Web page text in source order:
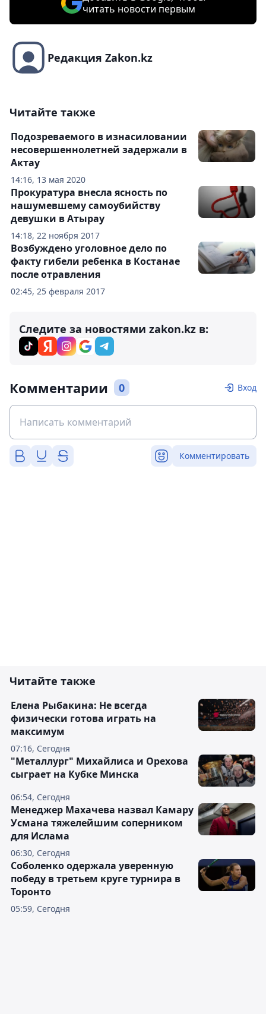
читать новости первым
Редакция Zakon.kz
Читайте также
14:16, 13 мая 2020
Подозреваемого в изнасиловании
несовершеннолетней задержали в
Актау
14:18, 22 ноября 2017
Прокуратура внесла ясность по
нашумевшему самоубийству
девушки в Атырау
02:45, 25 февраля 2017
Возбуждено уголовное дело по
факту гибели ребенка в Костанае
после отравления
Следите за новостями zakon.kz в:
Комментарии 0 Вход
Комментировать
Читайте также
07:16, Сегодня
Елена Рыбакина: Не всегда
физически готова играть на
максимум
06:54, Сегодня
"Металлург" Михайлиса и Орехова
сыграет на Кубке Минска
06:30, Сегодня
Менеджер Махачева назвал Камару
Усмана тяжелейшим соперником
для Ислама
05:59, Сегодня
Соболенко одержала уверенную
победу в третьем круге турнира в
Торонто